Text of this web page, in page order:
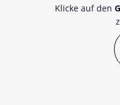
Klicke auf den